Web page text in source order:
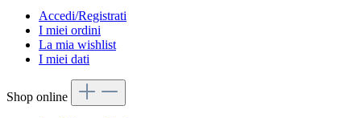
Accedi/Registrati
I miei ordini
La mia wishlist
I miei dati
Shop online